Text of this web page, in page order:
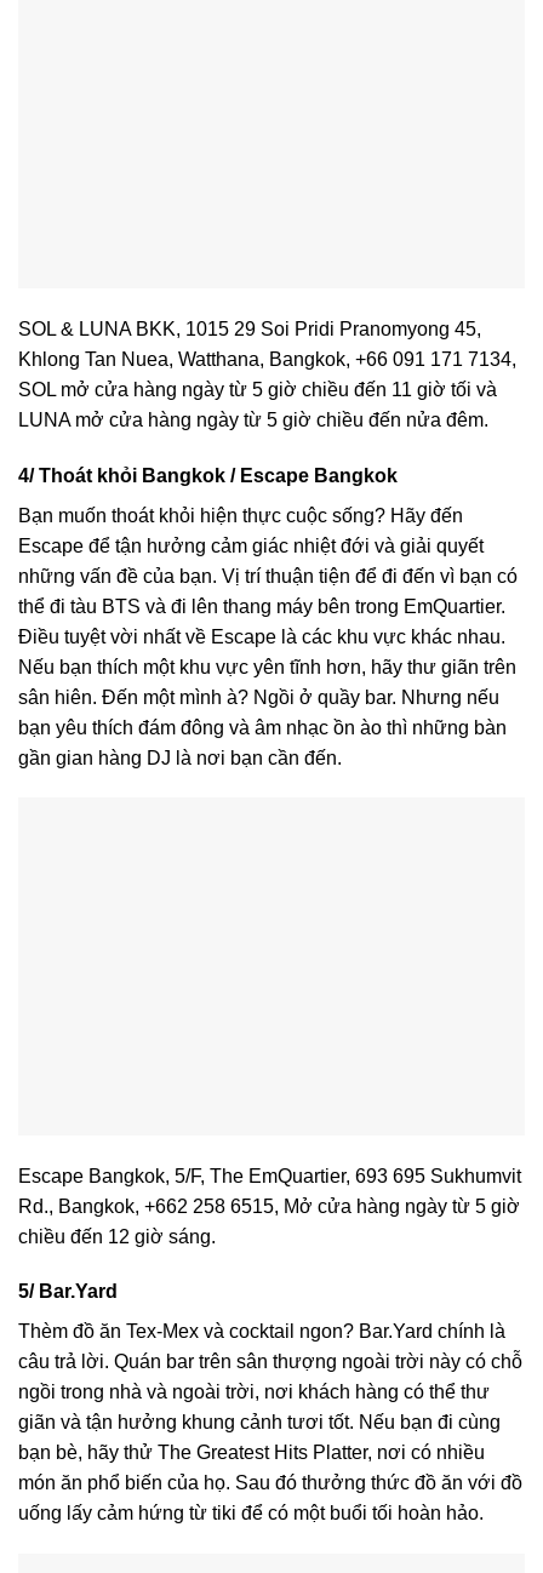
SOL & LUNA BKK, 1015 29 Soi Pridi Pranomyong 45,
Khlong Tan Nuea, Watthana, Bangkok, +66 091 171 7134,
SOL mở cửa hàng ngày từ 5 giờ chiều đến 11 giờ tối và
LUNA mở cửa hàng ngày từ 5 giờ chiều đến nửa đêm.
4/ Thoát khỏi Bangkok / Escape Bangkok
Bạn muốn thoát khỏi hiện thực cuộc sống? Hãy đến
Escape để tận hưởng cảm giác nhiệt đới và giải quyết
những vấn đề của bạn. Vị trí thuận tiện để đi đến vì bạn có
thể đi tàu BTS và đi lên thang máy bên trong EmQuartier.
Điều tuyệt vời nhất về Escape là các khu vực khác nhau.
Nếu bạn thích một khu vực yên tĩnh hơn, hãy thư giãn trên
sân hiên. Đến một mình à? Ngồi ở quầy bar. Nhưng nếu
bạn yêu thích đám đông và âm nhạc ồn ào thì những bàn
gần gian hàng DJ là nơi bạn cần đến.
Escape Bangkok, 5/F, The EmQuartier, 693 695 Sukhumvit
Rd., Bangkok, +662 258 6515, Mở cửa hàng ngày từ 5 giờ
chiều đến 12 giờ sáng.
5/ Bar.Yard
Thèm đồ ăn Tex-Mex và cocktail ngon? Bar.Yard chính là
câu trả lời. Quán bar trên sân thượng ngoài trời này có chỗ
ngồi trong nhà và ngoài trời, nơi khách hàng có thể thư
giãn và tận hưởng khung cảnh tươi tốt. Nếu bạn đi cùng
bạn bè, hãy thử The Greatest Hits Platter, nơi có nhiều
món ăn phổ biến của họ. Sau đó thưởng thức đồ ăn với đồ
uống lấy cảm hứng từ tiki để có một buổi tối hoàn hảo.